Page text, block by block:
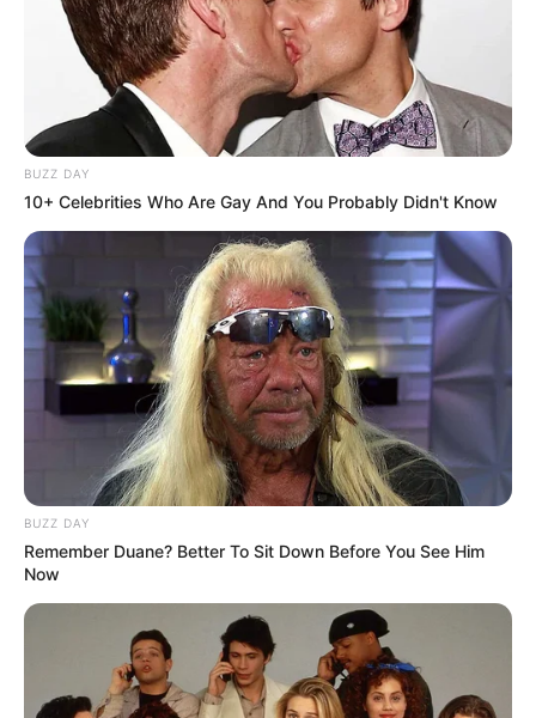
BUZZ DAY
10+ Celebrities Who Are Gay And You Probably Didn't Know
BUZZ DAY
Remember Duane? Better To Sit Down Before You See Him
Now